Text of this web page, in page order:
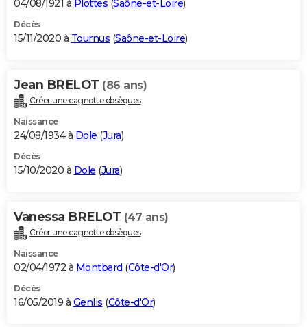
04/08/1921 à Plottes (Saône-et-Loire)
Décès
15/11/2020 à Tournus (Saône-et-Loire)
Jean BRELOT (86 ans)
Créer une cagnotte obsèques
Naissance
24/08/1934 à Dole (Jura)
Décès
15/10/2020 à Dole (Jura)
Vanessa BRELOT (47 ans)
Créer une cagnotte obsèques
Naissance
02/04/1972 à Montbard (Côte-d'Or)
Décès
16/05/2019 à Genlis (Côte-d'Or)